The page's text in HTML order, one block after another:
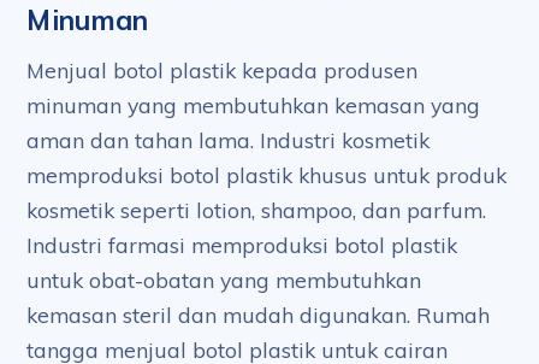
Minuman
Menjual botol plastik kepada produsen
minuman yang membutuhkan kemasan yang
aman dan tahan lama. Industri kosmetik
memproduksi botol plastik khusus untuk produk
kosmetik seperti lotion, shampoo, dan parfum.
Industri farmasi memproduksi botol plastik
untuk obat-obatan yang membutuhkan
kemasan steril dan mudah digunakan. Rumah
tangga menjual botol plastik untuk cairan